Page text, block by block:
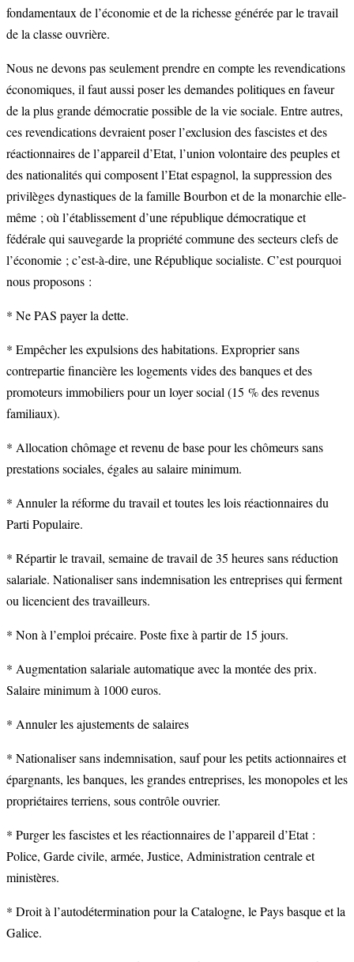
fondamentaux de l’économie et de la richesse générée par le travail
de la classe ouvrière.
Nous ne devons pas seulement prendre en compte les revendications
économiques, il faut aussi poser les demandes politiques en faveur
de la plus grande démocratie possible de la vie sociale. Entre autres,
ces revendications devraient poser l’exclusion des fascistes et des
réactionnaires de l’appareil d’Etat, l’union volontaire des peuples et
des nationalités qui composent l’Etat espagnol, la suppression des
privilèges dynastiques de la famille Bourbon et de la monarchie elle-
même ; où l’établissement d’une république démocratique et
fédérale qui sauvegarde la propriété commune des secteurs clefs de
l’économie ; c’est-à-dire, une République socialiste. C’est pourquoi
nous proposons :
* Ne PAS payer la dette.
* Empêcher les expulsions des habitations. Exproprier sans
contrepartie financière les logements vides des banques et des
promoteurs immobiliers pour un loyer social (15 % des revenus
familiaux).
* Allocation chômage et revenu de base pour les chômeurs sans
prestations sociales, égales au salaire minimum.
* Annuler la réforme du travail et toutes les lois réactionnaires du
Parti Populaire.
* Répartir le travail, semaine de travail de 35 heures sans réduction
salariale. Nationaliser sans indemnisation les entreprises qui ferment
ou licencient des travailleurs.
* Non à l’emploi précaire. Poste fixe à partir de 15 jours.
* Augmentation salariale automatique avec la montée des prix.
Salaire minimum à 1000 euros.
* Annuler les ajustements de salaires
* Nationaliser sans indemnisation, sauf pour les petits actionnaires et
épargnants, les banques, les grandes entreprises, les monopoles et les
propriétaires terriens, sous contrôle ouvrier.
* Purger les fascistes et les réactionnaires de l’appareil d’Etat :
Police, Garde civile, armée, Justice, Administration centrale et
ministères.
* Droit à l’autodétermination pour la Catalogne, le Pays basque et la
Galice.